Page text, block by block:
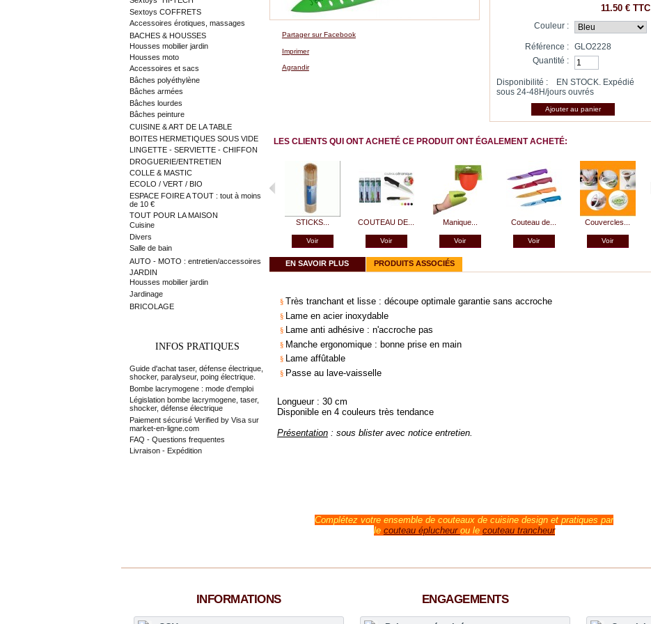
Sextoys COFFRETS
Accessoires érotiques, massages
BACHES & HOUSSES
Housses mobilier jardin
Housses moto
Accessoires et sacs
Bâches polyéthylène
Bâches armées
Bâches lourdes
Bâches peinture
CUISINE & ART DE LA TABLE
BOITES HERMETIQUES SOUS VIDE
LINGETTE - SERVIETTE - CHIFFON
DROGUERIE/ENTRETIEN
COLLE & MASTIC
ECOLO / VERT / BIO
ESPACE FOIRE A TOUT : tout à moins
de 10 €
TOUT POUR LA MAISON
Cuisine
Divers
Salle de bain
AUTO - MOTO : entretien/accessoires
JARDIN
Housses mobilier jardin
Jardinage
BRICOLAGE
INFOS PRATIQUES
Guide d'achat taser, défense électrique,
shocker, paralyseur, poing électrique.
Bombe lacrymogene : mode d'emploi
Législation bombe lacrymogene, taser,
shocker, défense électrique
Paiement sécurisé Verified by Visa sur
market-en-ligne.com
FAQ - Questions frequentes
Livraison - Expédition
Partager sur Facebook
Imprimer
Agrandir
11.50 €TTC
Couleur :
Référence :
GLO2228
Quantité :
Disponibilité :
EN STOCK. Expédié
sous 24-48H/jours ouvrés
LES CLIENTS QUI ONT ACHETÉ CE PRODUIT ONT ÉGALEMENT ACHETÉ:
STICKS...
Voir
COUTEAU DE...
Voir
Manique...
Voir
Couteau de...
Voir
Couvercles...
Voir
EN SAVOIR PLUS PRODUITS ASSOCIÉS
§ Très tranchant et lisse : découpe optimale garantie sans accroche
§ Lame en acier inoxydable
§ Lame anti adhésive : n'accroche pas
§ Manche ergonomique : bonne prise en main
§ Lame affûtable
§ Passe au lave-vaisselle
Longueur : 30 cm
Disponible en 4 couleurs très tendance
Présentation: sous blister avec notice entretien.
Complétez votre ensemble de couteaux de cuisine design et pratiques par
le couteau éplucheur ou le couteau trancheur
INFORMATIONS ENGAGEMENTS